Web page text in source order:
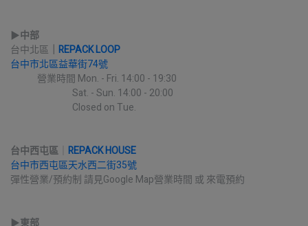
▶︎中部
台中北區
REPACK LOOP
台中市北區益華街74號
營業時間 Mon. - Fri. 14:00 - 19:30
Sat. - Sun. 14:00 - 20:00
Closed on Tue.
台中西屯區
REPACK HOUSE
台中市西屯區天水西二街35號
彈性營業/預約制 請見Google Map營業時間 或 來電預約
▶︎東部